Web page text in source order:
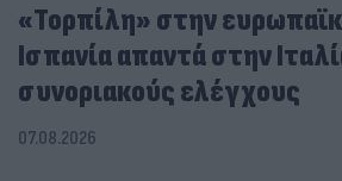
«Τορπίλη» στην
Ισπανία απαντά στην
συνοριακούς ελέγχους
07.08.2026